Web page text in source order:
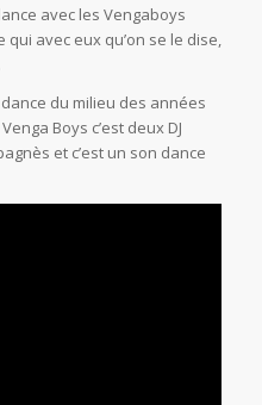
avec les Vengaboys
avec eux qu’on se le dise,
du milieu des années
Boys c’est deux DJ
et c’est un son dance